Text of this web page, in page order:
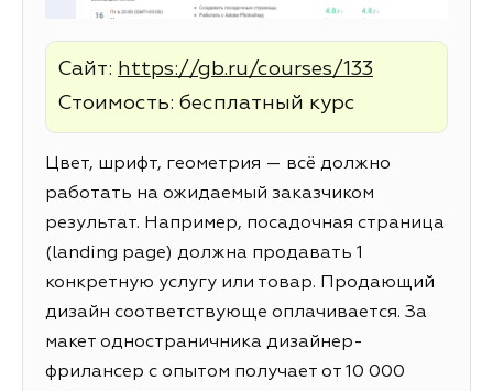
Сайт: https://gb.ru/courses/133
Стоимость: бесплатный курс
Цвет, шрифт, геометрия — всё должно
работать на ожидаемый заказчиком
результат. Например, посадочная страница
(landing page) должна продавать 1
конкретную услугу или товар. Продающий
дизайн соответствующе оплачивается. За
макет одностраничника дизайнер-
фрилансер с опытом получает от 10 000